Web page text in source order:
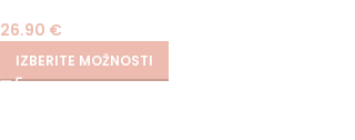
26.90 €
IZBERITE MOŽNOSTI